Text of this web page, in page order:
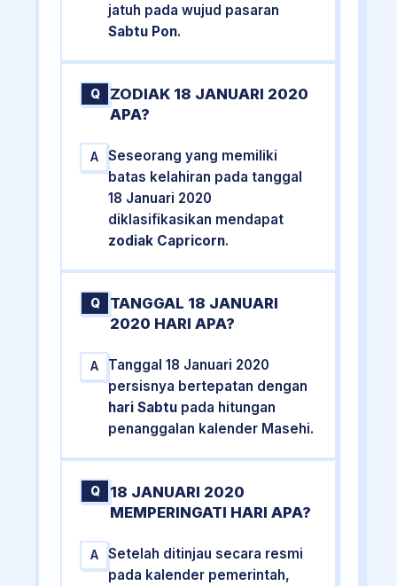
jatuh pada wujud pasaran
Sabtu Pon.
Q
ZODIAK 18 JANUARI 2020
APA?
A
Seseorang yang memiliki
batas kelahiran pada tanggal
18 Januari 2020
diklasifikasikan mendapat
zodiak Capricorn.
Q
TANGGAL 18 JANUARI
2020 HARI APA?
A
Tanggal 18 Januari 2020
persisnya bertepatan dengan
hari Sabtu pada hitungan
penanggalan kalender Masehi.
Q
18 JANUARI 2020
MEMPERINGATI HARI APA?
A
Setelah ditinjau secara resmi
pada kalender pemerintah,